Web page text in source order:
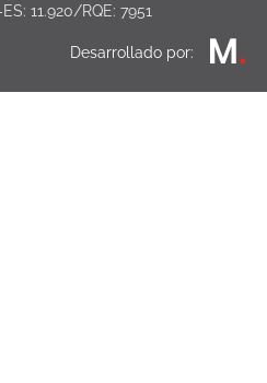
11.920/RQE: 7951
Desarrollado por: